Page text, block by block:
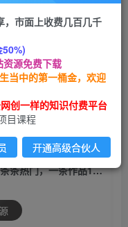
视频条条热门，
关注 私信
（6846期）男粉项目，最新技术视频条条热门，一条作品1000+AI生成3分钟一条
，市面上收费几百几千
资源免费下载
当中的第一桶金，欢迎
创一样的知识付费平台
目课程
开通高级合伙人